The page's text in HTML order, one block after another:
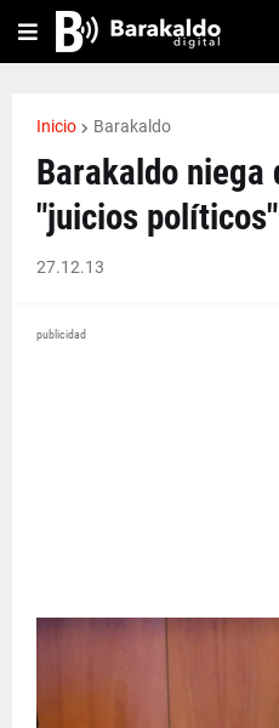
Inicio Barakaldo
Barakaldo niega
"juicios políticos"
27.12.13
publicidad